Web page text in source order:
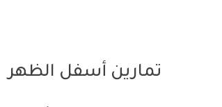
تمارين أسفل الظهر